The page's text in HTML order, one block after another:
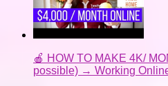
🍎 HOW TO MAKE 4K/
possible) → Working